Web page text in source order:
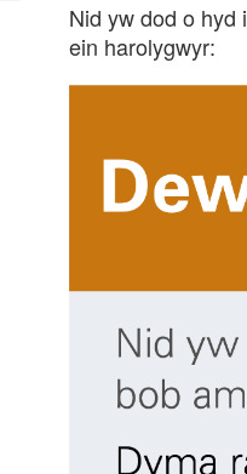
Nid yw dod o hyd
ein harolygwyr: